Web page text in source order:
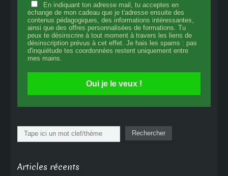
En indiquant ton adresse mail, tu acceptes en
échange de mon cadeau que je t'adresse ensuite des
contenus pédagogiques, des informations intéressantes,
ainsi que des offres personnalisées de formations. Tu
peux te désinscrire à tout moment à travers les liens de
désinscription prévus à cet effet. Je hais les spams : pas
d'inquiétude tes coordonnées restent uniquement entre
mes mains.
Oui je le veux !
Rechercher Rechercher
Articles récents